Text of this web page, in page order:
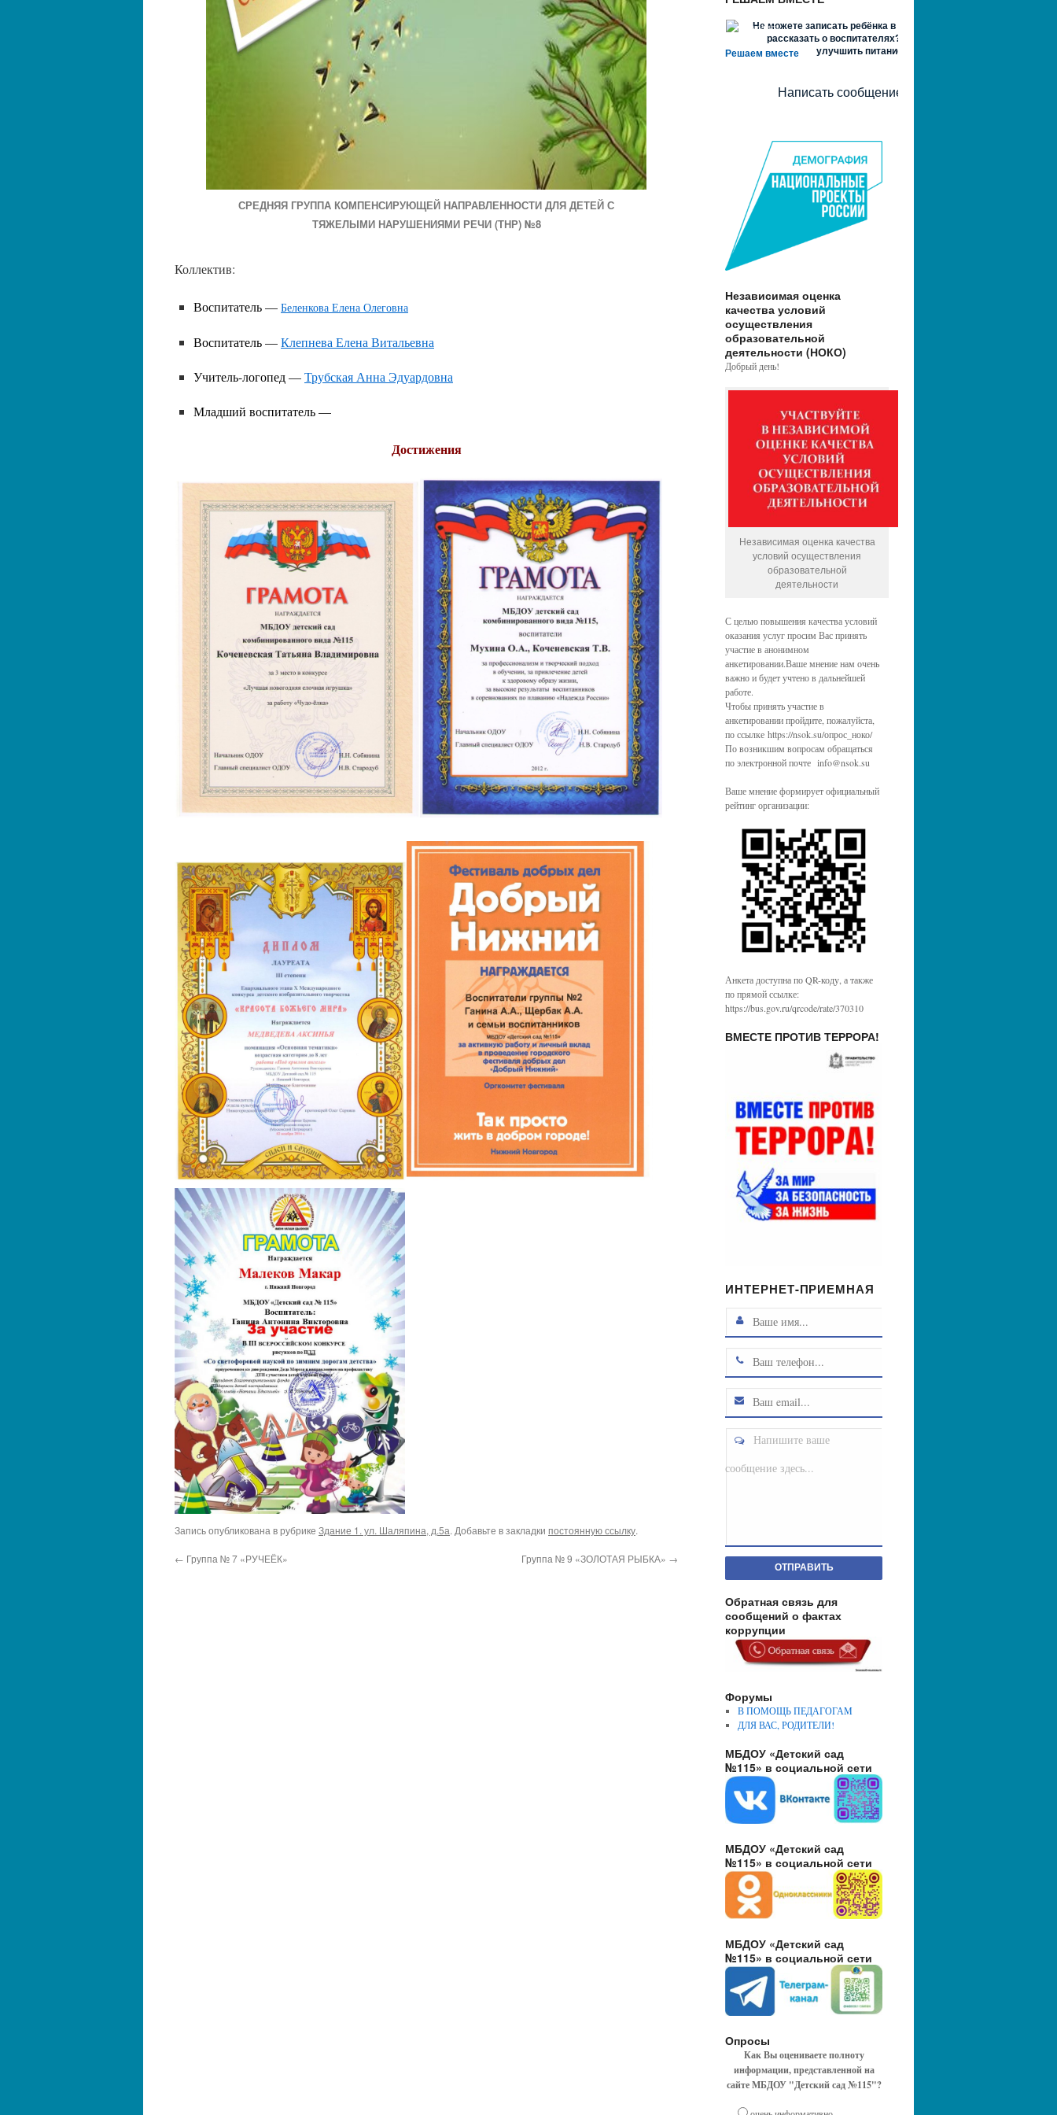
СРЕДНЯЯ ГРУППА КОМПЕНСИРУЮЩЕЙ НАПРАВЛЕННОСТИ ДЛЯ ДЕТЕЙ С
ТЯЖЕЛЫМИ НАРУШЕНИЯМИ РЕЧИ (ТНР) №8
Коллектив:
Воспитатель — Беленкова Елена Олеговна
Воспитатель —Клепнева Елена Витальевна
Учитель-логопед —Трубская Анна Эдуардовна
Младший воспитатель —
Достижения
Запись опубликована в рубрике Здание 1. ул. Шаляпина, д.5а. Добавьте в закладки постоянную ссылку.
← Группа № 7 «РУЧЕЁК» Группа № 9 «ЗОЛОТАЯ РЫБКА» →
Решаем вместе
Не можете записать ребёнка в сад? Хотите
рассказать о воспитателях? Знаете, как
улучшить питание и занятия?
Написать сообщение
Независимая оценка
качества условий
осуществления
образовательной
деятельности (НОКО)
Добрый день!
Независимая оценка качества
условий осуществления
образовательной
деятельности
С целью повышения качества условий
оказания услуг просим Вас принять
участие в анонимном
анкетировании.Ваше мнение нам очень
важно и будет учтено в дальнейшей
работе.
Чтобы принять участие в
анкетировании пройдите, пожалуйста,
по ссылке https://nsok.su/опрос_ноко/
По возникшим вопросам обращаться
по электронной почте info@nsok.su
Ваше мнение формирует официальный
рейтинг организации:
Анкета доступна по QR-коду, а также
по прямой ссылке:
https://bus.gov.ru/qrcode/rate/370310
ВМЕСТЕ ПРОТИВ ТЕРРОРА!
ИНТЕРНЕТ-ПРИЕМНАЯ
Напишите ваше
сообщение здесь...
ОТПРАВИТЬ
Обратная связь для
сообщений о фактах
коррупции
Форумы
В ПОМОЩЬ ПЕДАГОГАМ
ДЛЯ ВАС, РОДИТЕЛИ!
МБДОУ «Детский сад
№115» в социальной сети
МБДОУ «Детский сад
№115» в социальной сети
МБДОУ «Детский сад
№115» в социальной сети
Опросы
Как Вы оцениваете полноту
информации, представленной на
сайте МБДОУ "Детский сад №115"?